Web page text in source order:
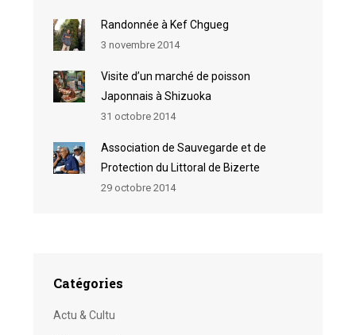
Randonnée à Kef Chgueg
3 novembre 2014
Visite d’un marché de poisson
Japonnais à Shizuoka
31 octobre 2014
Association de Sauvegarde et de
Protection du Littoral de Bizerte
29 octobre 2014
Catégories
Actu & Cultu